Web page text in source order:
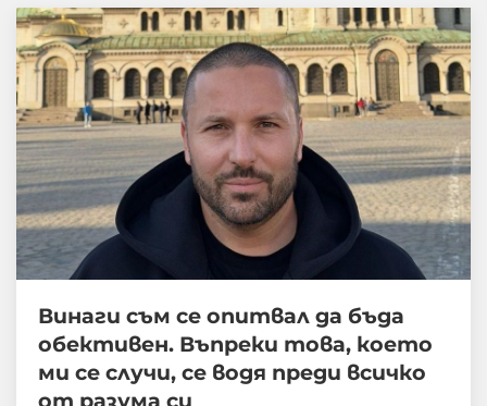
Винаги съм се опитвал да бъда
обективен. Въпреки това, което
ми се случи, се водя преди всичко
от разума си